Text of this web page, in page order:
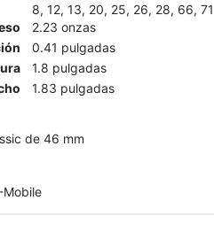
8, 12, 13, 20, 25, 26, 28, 66, 71
2.23 onzas
0.41 pulgadas
1.8 pulgadas
1.83 pulgadas
de 46 mm
Mobile